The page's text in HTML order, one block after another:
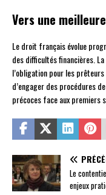
Vers une
Le droit français évolue
des difficultés financières.
l’obligation pour les
d’engager des procédures
précoces face aux premiers
Le
enjeux